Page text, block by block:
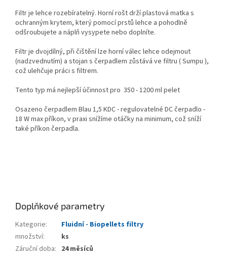
Filtr je lehce rozebíratelný. Horní rošt drží plastová matka s
ochranným krytem, který pomocí prstů lehce a pohodlně
odšroubujete a náplň vysypete nebo doplníte.
Filtr je dvojdílný, při čištění lze horní válec lehce odejmout
(nadzvednutím) a stojan s čerpadlem zůstává ve filtru ( Sumpu ),
což ulehčuje práci s filtrem.
Tento typ má nejlepší účinnost pro 350 - 1200 ml pelet
Osazeno čerpadlem Blau 1,5 KDC - regulovatelné DC čerpadlo -
18 W max příkon, v praxi snížíme otáčky na minimum, což sníží
také příkon čerpadla.
Doplňkové parametry
Kategorie:
Fluidní - Biopellets filtry
množství:
ks
Záruční doba: 24 měsíců